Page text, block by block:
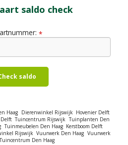
saldo check
*
saldo
Haag Dierenwinkel Rijswijk Hovenier Delft
Tuincentrum Rijswijk Tuinplanten Den
Tuinmeubelen Den Haag Kerstboom Delft
Rijswijk Vuurwerk Den Haag Vuurwerk
Den Haag